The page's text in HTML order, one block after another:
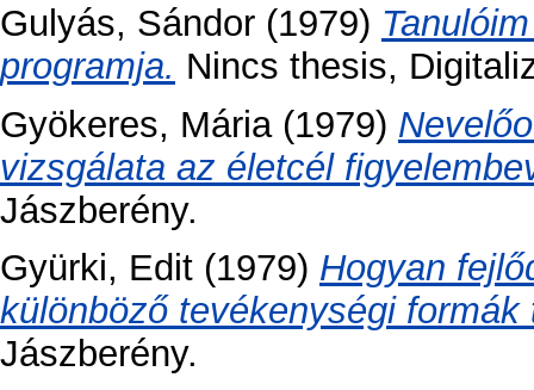
Gulyás, Sándor (1979)
programja. Nincs thesis,
Gyökeres, Mária(1979)
vizsgálata az életcél
Jászberény.
Gyürki, Edit (1979) Hogyan
különböző tevékenységi formák
Jászberény.